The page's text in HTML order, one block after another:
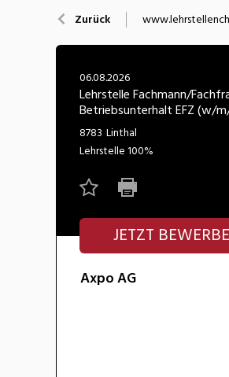
Nahrung
Wirtschaft/Verwaltung
Zurück
06.08.2026
Lehrstelle Fachmann/
Betriebsunterhalt EFZ (w/
8783 Linthal
Lehrstelle100%
JETZT
Axpo AG